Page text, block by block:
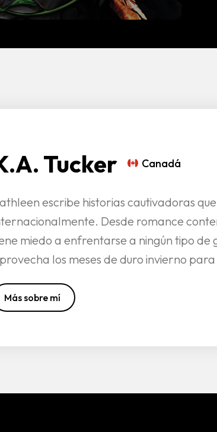
Tucker Canadá
escribe historias cautivadoras
Desde romance
miedo a enfrentarse a ningún tipo de
los meses de duro invierno para
Más sobre mí